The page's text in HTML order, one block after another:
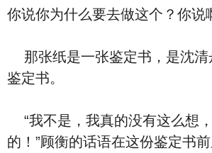
你说你为什么要去做这个？你说
那张纸是一张鉴定书，是沈清
鉴定书。
“我不是，我真的没有这么想
的！”顾衡的话语在这份鉴定书